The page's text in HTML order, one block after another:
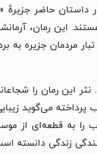
داستان حاضر
این رمان،
مردمان جزیره به
این رمان را
پرداخته می‌گوید
را به قطعه‌ای از
زندگی دانسته